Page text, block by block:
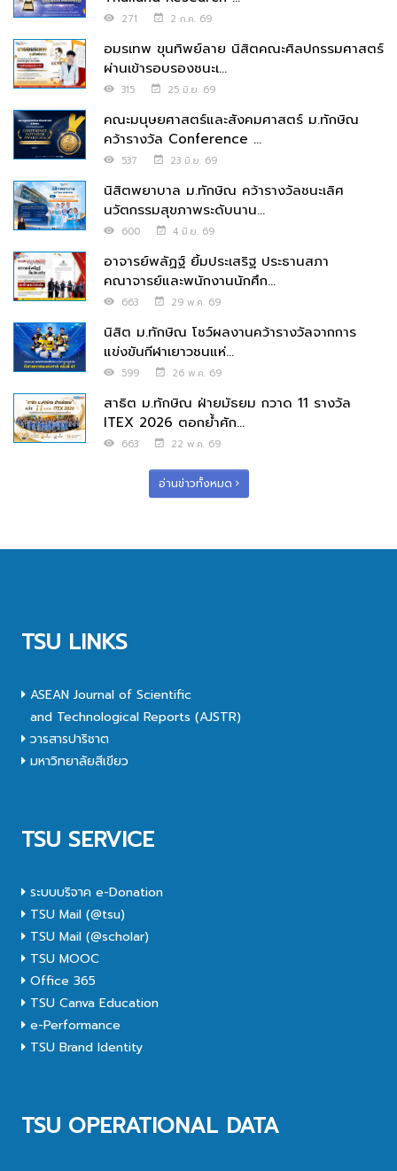
271 2 ก.ค. 69
อมรเทพ ขุนทิพย์ลาย นิสิตคณะศิลปกรรมศาสตร์
ผ่านเข้ารอบรองชนะเ...
315 25 มิ.ย. 69
คณะมนุษยศาสตร์และสังคมศาสตร์ ม.ทักษิณ
คว้ารางวัล Conference ...
537 23 มิ.ย. 69
นิสิตพยาบาล ม.ทักษิณ คว้ารางวัลชนะเลิศ
นวัตกรรมสุขภาพระดับนาน...
600 4 มิ.ย. 69
อาจารย์พลัฏฐ์ ยิ้มประเสริฐ ประธานสภา
คณาจารย์และพนักงานนักศึก...
663 29 พ.ค. 69
นิสิต ม.ทักษิณ โชว์ผลงานคว้ารางวัลจากการ
แข่งขันกีฬาเยาวชนแห่...
599 26 พ.ค. 69
สาธิต ม.ทักษิณ ฝ่ายมัธยม กวาด 11 รางวัล
ITEX 2026 ตอกย้ำศัก...
663 22 พ.ค. 69
อ่านข่าวทั้งหมด
TSU LINKS
ASEAN Journal of Scientific
and Technological Reports (AJSTR)
วารสารปาริชาต
มหาวิทยาลัยสีเขียว
TSU SERVICE
ระบบบริจาค e-Donation
TSU Mail (@tsu)
TSU Mail (@scholar)
TSU MOOC
Office 365
TSU Canva Education
e-Performance
TSU Brand Identity
TSU OPERATIONAL DATA